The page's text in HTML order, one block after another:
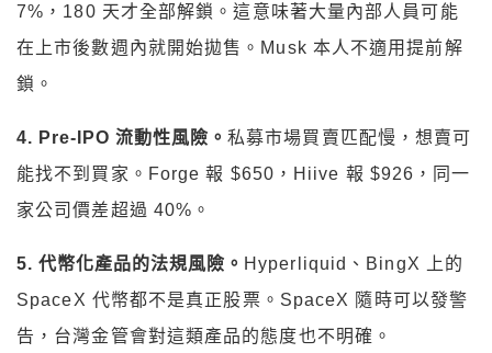
7%，180 天才全部解鎖。這意味著大量內部人員可能
在上市後數週內就開始拋售。Musk 本人不適用提前解
鎖。
4. Pre-IPO 流動性風險。 私募市場買賣匹配慢，想賣可
能找不到買家。Forge 報 $650，Hiive 報 $926，同一
家公司價差超過 40%。
5. 代幣化產品的法規風險。 Hyperliquid、BingX 上的
SpaceX 代幣都不是真正股票。SpaceX 隨時可以發警
告，台灣金管會對這類產品的態度也不明確。